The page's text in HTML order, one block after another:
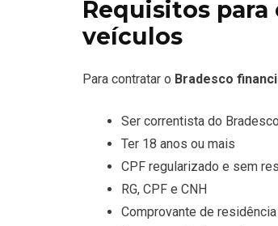
Requisitos
veículos
Para contratar o Bradesco
Ser correntista do Bradesco
Ter 18 anos ou mais
CPF regularizado e sem
RG, CPF e CNH
Comprovante de